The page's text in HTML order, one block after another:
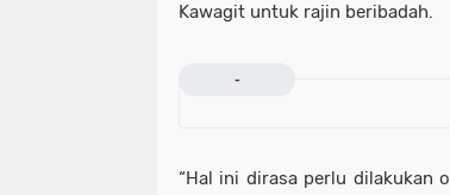
Kawagit untuk rajin beribadah.
-
“Hal ini dirasa perlu dilakukan